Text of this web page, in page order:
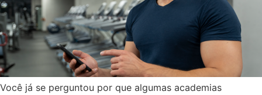
Você já se perguntou por que algumas academias